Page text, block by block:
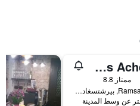
Gästehaus Achental
ممتاز 8.8
Ramsauerstr. 4, بيرشتسغادن, بافاريا, ألمانيا